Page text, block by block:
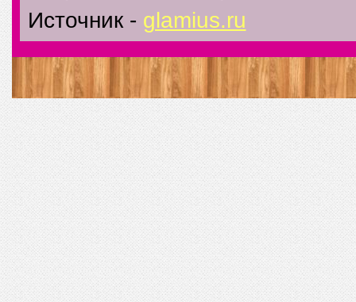
Источник - glamius.ru